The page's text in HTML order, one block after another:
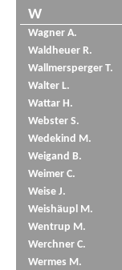
W
Wagner A.
Waldheuer R.
Wallmersperger T.
Walter L.
Wattar H.
Webster S.
Wedekind M.
Weigand B.
Weimer C.
Weise J.
Weishäupl M.
Wentrup M.
Werchner C.
Wermes M.